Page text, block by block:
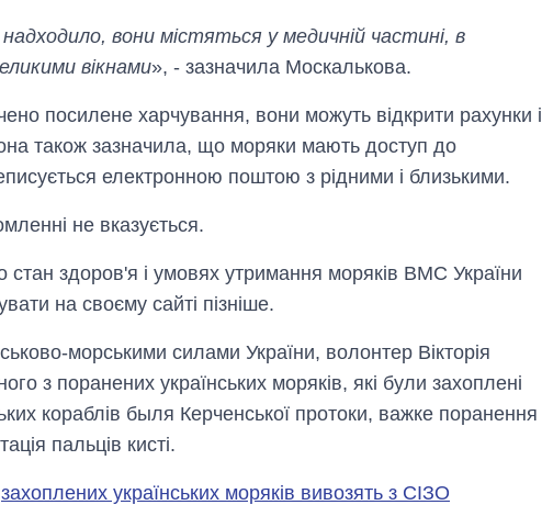
вони містяться у медичній частині, в
вікнами», - зазначила Москалькова.
посилене харчування, вони можуть відкрити рахунки і
також зазначила, що моряки мають доступ до
електронною поштою з рідними і близькими.
не вказується.
стан здоров'я і умовях утримання моряків ВМС України
на своєму сайті пізніше.
морськими силами України, волонтер Вікторія
з поранених українських моряків, які були захоплені
кораблів быля Керченської протоки, важке поранення
пальців кисті.
захоплених українських моряків вивозять з СІЗО